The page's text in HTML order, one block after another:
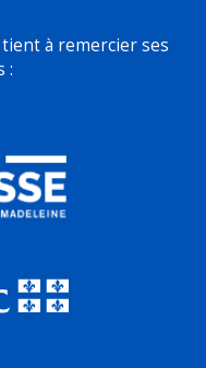
à remercier ses
: